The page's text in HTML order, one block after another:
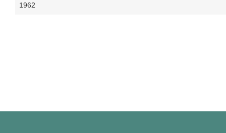
1962